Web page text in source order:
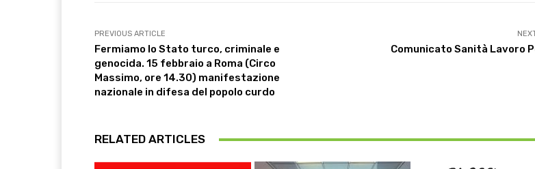
PREVIOUS ARTICLE
Fermiamo lo Stato turco, criminale e
genocida. 15 febbraio a Roma (Circo
Massimo, ore 14.30) manifestazione
nazionale in difesa del popolo curdo
Comunicato Sanità Lavoro
RELATED ARTICLES